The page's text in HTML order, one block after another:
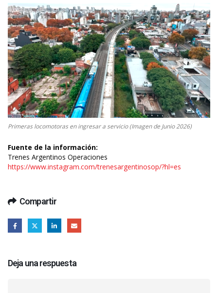
Primeras locomotoras en ingresar a servicio (Imagen de Junio 2026)
Fuente de la información:
Trenes Argentinos Operaciones
https://www.instagram.com/trenesargentinosop/?hl=es
Compartir
Deja una respuesta